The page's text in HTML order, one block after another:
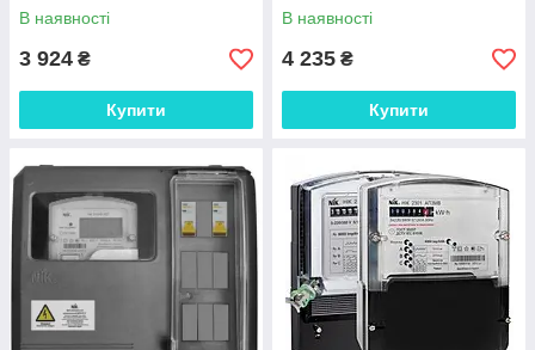
В наявності
3 924 ₴
Купити
В наявності
4 235 ₴
Купити